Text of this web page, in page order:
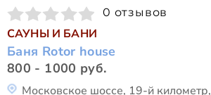
0 отзывов
САУНЫ И БАНИ
Баня Rotor house
800 - 1000 руб.
Московское шоссе, 19-й километр,